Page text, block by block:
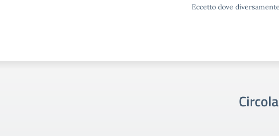
Eccetto dove